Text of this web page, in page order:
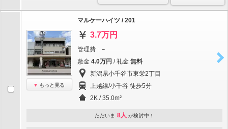
もっと見る
マルケーハイツ / 201
3.7万円
管理費 : －
敷金 4.0万円 / 礼金 無料
新潟県小千谷市東栄2丁目
上越線/小千谷 徒歩5分
2K / 35.0m²
ただいま 8人 が検討中！